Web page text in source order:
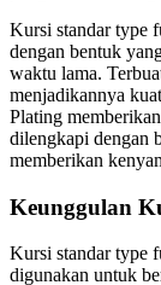
Kursi standar type
dengan bentuk
waktu lama.
menjadikannya
Plating
dilengkapi dengan
memberikan
Keunggulan
Kursi standar type
digunakan untuk